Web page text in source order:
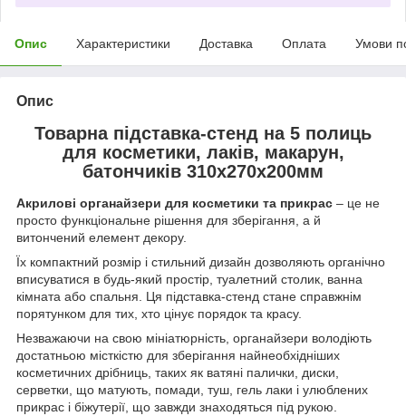
Опис Характеристики Доставка Оплата Умови
Опис
Товарна підставка-стенд на 5 полиць
для косметики, лаків, макарун,
батончиків 310х270х200мм
Акрилові органайзери для косметики та прикрас – це не
просто функціональне рішення для зберігання, а й
витончений елемент декору.
Їх компактний розмір і стильний дизайн дозволяють органічно
вписуватися в будь-який простір, туалетний столик, ванна
кімната або спальня. Ця підставка-стенд стане справжнім
порятунком для тих, хто цінує порядок та красу.
Незважаючи на свою мініатюрність, органайзери володіють
достатньою місткістю для зберігання найнеобхідніших
косметичних дрібниць, таких як ватяні палички, диски,
серветки, що матують, помади, туш, гель лаки і улюблених
прикрас і біжутерії, що завжди знаходяться під рукою.